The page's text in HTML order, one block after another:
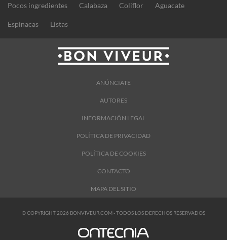
Pocos ingredientes Calabaza Coliflor Aguacate
Espinacas Listas
ANÚNCIATE
AUTORES
INFORMACIÓN LEGAL
POLÍTICA DE PRIVACIDAD
POLÍTICA DE COOKIES
CONTACTO
MAPA DEL SITIO
© COPYRIGHT 2026 BONVIVEUR.COM - TODOS LOS DERECHOS RESERVADOS